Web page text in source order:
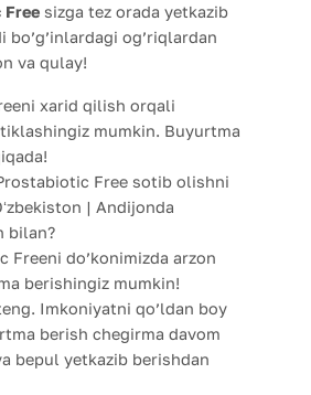
sizga tez orada yetkazib
bo’g’inlardagi og’riqlardan
va qulay!
xarid qilish orqali
tiklashingiz mumkin. Buyurtma
Free sotib olishni
| Andijonda
bilan?
Freeni do’konimizda arzon
berishingiz mumkin!
Imkoniyatni qo’ldan boy
berish chegirma davom
bepul yetkazib berishdan